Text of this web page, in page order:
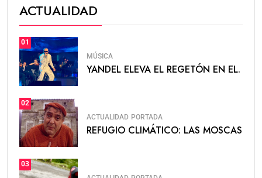
ACTUALIDAD
01
MÚSICA
YANDEL ELEVA EL REGETÓN EN EL.
02
ACTUALIDAD PORTADA
REFUGIO CLIMÁTICO: LAS MOSCAS
03